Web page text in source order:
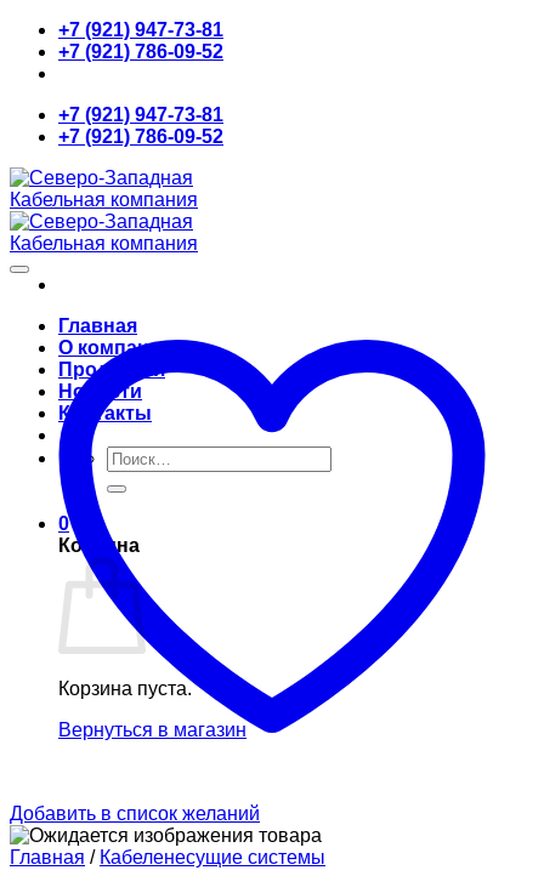
Skip
content
+7 (921) 947-73-81
+7 (921) 786-09-52
+7 (921) 947-73-81
+7 (921) 786-09-52
Главная
О компании
Продукция
Новости
Контакты
Искать:
0
Корзина
Корзина пуста.
Вернуться в магазин
Добавить в список желаний
Главная / Кабеленесущие системы